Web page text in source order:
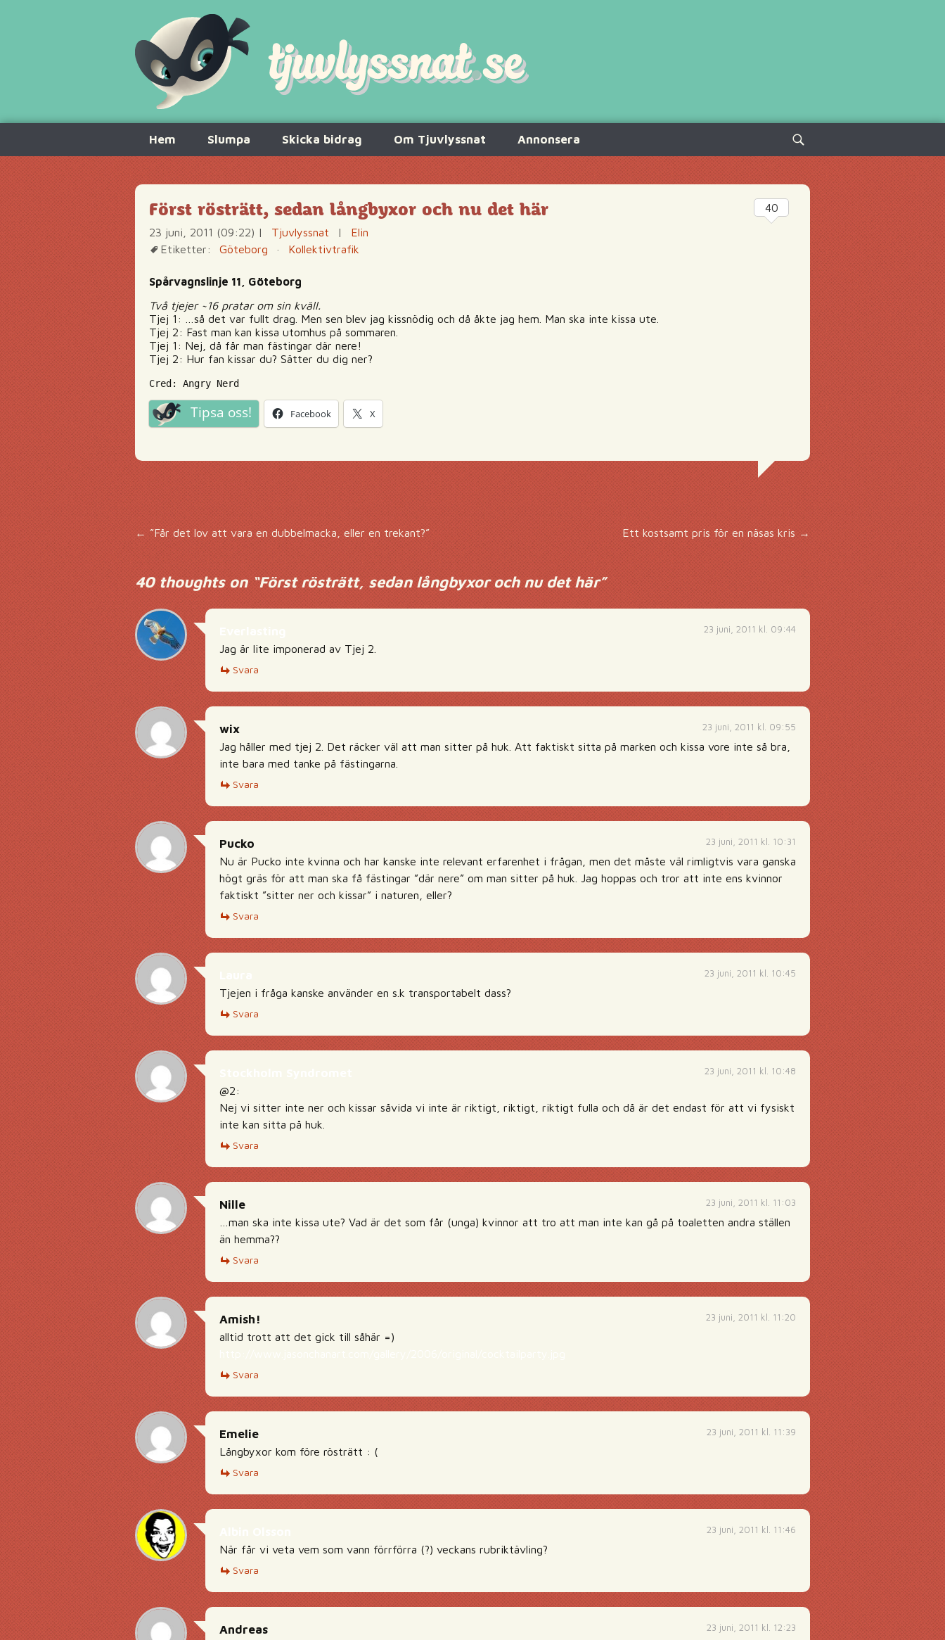
innehåll
Hem Slumpa Skicka bidrag Om Tjuvlyssnat Annonsera
Sök
efter:
Först rösträtt, sedan långbyxor och nu det här
23 juni, 2011 (09:22) | Tjuvlyssnat |
Elin
Etiketter:
Göteborg · Kollektivtrafik
Spårvagnslinje 11, Göteborg
Två tjejer ~16 pratar om sin kväll.
Tjej 1: …så det var fullt drag. Men sen blev jag kissnödig och då åkte jag hem. Man ska inte kissa ute.
Tjej 2: Fast man kan kissa utomhus på sommaren.
Tjej 1: Nej, då får man fästingar där nere!
Tjej 2: Hur fan kissar du? Sätter du dig ner?
Cred: Angry Nerd
Tipsa oss! Facebook X
40
Inläggsnavigering
←”Får det lov att vara en dubbelmacka, eller en trekant?” Ett kostsamt pris för en näsas kris→
40 thoughts on “Först rösträtt, sedan långbyxor och nu det här”
23 juni, 2011 kl. 09:44
Jag är lite imponerad av Tjej 2.
Svara
23 juni, 2011 kl. 09:55
wix
Jag håller med tjej 2. Det räcker väl att man sitter på huk. Att faktiskt sitta på marken och kissa vore inte så bra,
inte bara med tanke på fästingarna.
Svara
23 juni, 2011 kl. 10:31
Pucko
Nu är Pucko inte kvinna och har kanske inte relevant erfarenhet i frågan, men det måste väl rimligtvis vara ganska
högt gräs för att man ska få fästingar ”där nere” om man sitter på huk. Jag hoppas och tror att inte ens kvinnor
faktiskt ”sitter ner och kissar” i naturen, eller?
Svara
23 juni, 2011 kl. 10:45
Tjejen i fråga kanske använder en s.k transportabelt dass?
Svara
23 juni, 2011 kl. 10:48
@2:
Nej vi sitter inte ner och kissar såvida vi inte är riktigt, riktigt, riktigt fulla och då är det endast för att vi fysiskt
inte kan sitta på huk.
Svara
23 juni, 2011 kl. 11:03
Nille
…man ska inte kissa ute? Vad är det som får (unga) kvinnor att tro att man inte kan gå på toaletten andra ställen
än hemma??
Svara
23 juni, 2011 kl. 11:20
Amish!
alltid trott att det gick till såhär =)
Svara
23 juni, 2011 kl. 11:39
Emelie
Långbyxor kom före rösträtt : (
Svara
23 juni, 2011 kl. 11:46
När får vi veta vem som vann förrförra (?) veckans rubriktävling?
Svara
23 juni, 2011 kl. 12:23
Andreas